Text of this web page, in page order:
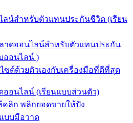
ลน์สำหรับตัวแทนประกันชีวิต (เรียน
าดออนไลน์สำหรับตัวแทนประกัน
ออนไลน์ )
ซต์ด้วยตัวเองกับเครื่องมือที่ดีที่สุด
ออนไลน์ (เรียนแบบส่วนตัว)
คลิก พลิกยอดขายให้ปัง
บบมือวาด